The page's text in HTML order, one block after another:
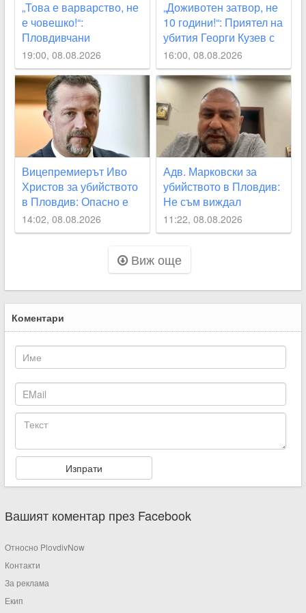
„Това е варварство, не
е човешко!“:
Пловдивчани
потресени след
убийството на
Младежкия хълм
ВИДЕО
19:00, 08.08.2026
„Доживотен затвор, не
10 години!“: Приятел на
убития Георги Кузев с
призив за промяна в
закона
16:00, 08.08.2026
Вицепремиерът Иво
Христов за убийството
в Пловдив: Опасно е
да наричаме деца
малолетните садисти
14:02, 08.08.2026
Адв. Марковски за
убийството в Пловдив:
Не съм виждал
подобна жестокост от
непълнолетни, 12
години са твърде малко
11:22, 08.08.2026
Виж още
Коментари
Вашият коментар през Facebook
Относно PlovdivNow
Контакти
За реклама
Екип